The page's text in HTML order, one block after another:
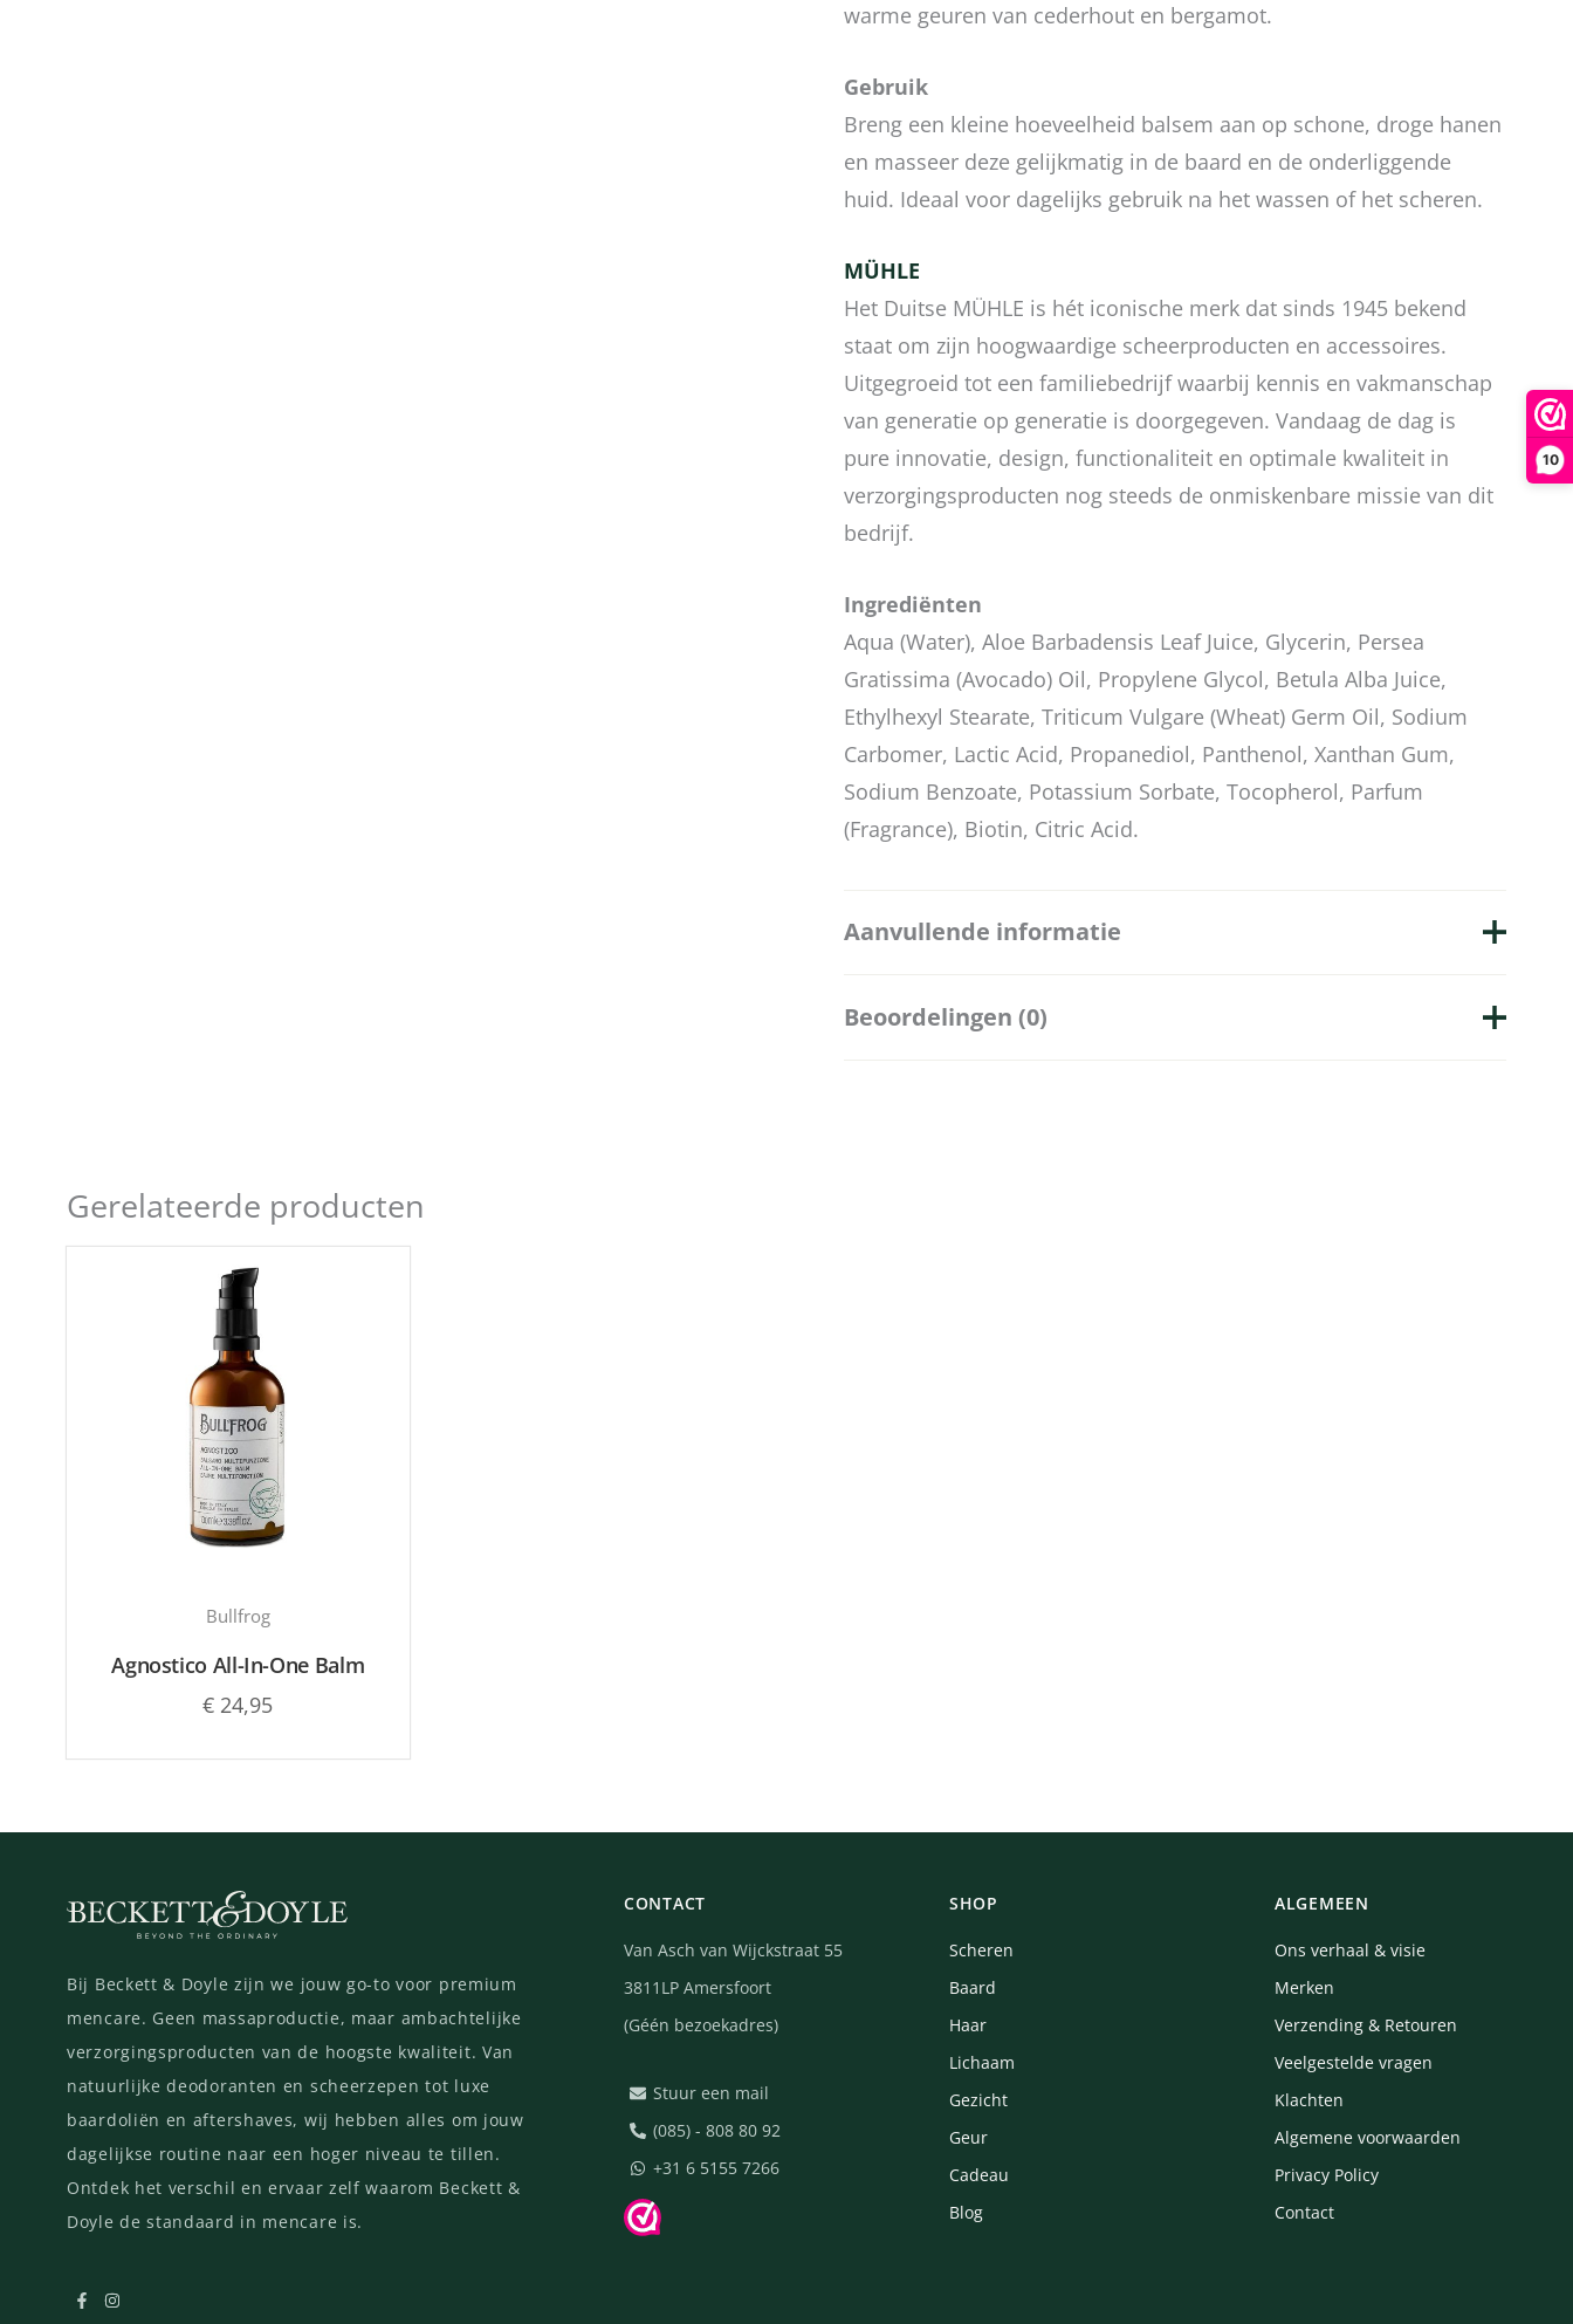
10
warme geuren van cederhout en bergamot.
Gebruik
Breng een kleine hoeveelheid balsem aan op schone, droge hanen
en masseer deze gelijkmatig in de baard en de onderliggende
huid. Ideaal voor dagelijks gebruik na het wassen of het scheren.
MÜHLE
Het Duitse MÜHLE is hét iconische merk dat sinds 1945 bekend
staat om zijn hoogwaardige scheerproducten en accessoires.
Uitgegroeid tot een familiebedrijf waarbij kennis en vakmanschap
van generatie op generatie is doorgegeven. Vandaag de dag is
pure innovatie, design, functionaliteit en optimale kwaliteit in
verzorgingsproducten nog steeds de onmiskenbare missie van dit
bedrijf.
Ingrediënten
Aqua (Water), Aloe Barbadensis Leaf Juice, Glycerin, Persea
Gratissima (Avocado) Oil, Propylene Glycol, Betula Alba Juice,
Ethylhexyl Stearate, Triticum Vulgare (Wheat) Germ Oil, Sodium
Carbomer, Lactic Acid, Propanediol, Panthenol, Xanthan Gum,
Sodium Benzoate, Potassium Sorbate, Tocopherol, Parfum
(Fragrance), Biotin, Citric Acid.
Aanvullende informatie
Merk
Beoordelingen (0)
Gerelateerde producten
Bullfrog
Agnostico All-In-One Balm
€ 24,95
Bij Beckett & Doyle zijn we jouw go-to voor premium
mencare. Geen massaproductie, maar ambachtelijke
verzorgingsproducten van de hoogste kwaliteit. Van
natuurlijke deodoranten en scheerzepen tot luxe
baardoliën en aftershaves, wij hebben alles om jouw
dagelijkse routine naar een hoger niveau te tillen.
Ontdek het verschil en ervaar zelf waarom Beckett &
Doyle de standaard in mencare is.
CONTACT
Van Asch van Wijckstraat 55
3811LP Amersfoort
(Géén bezoekadres)
Stuur een mail
(085) - 808 80 92
+31 6 5155 7266
SHOP
Scheren
Baard
Haar
Lichaam
Gezicht
Geur
Cadeau
Blog
ALGEMEEN
Ons verhaal & visie
Merken
Verzending & Retouren
Veelgestelde vragen
Klachten
Algemene voorwaarden
Privacy Policy
Contact